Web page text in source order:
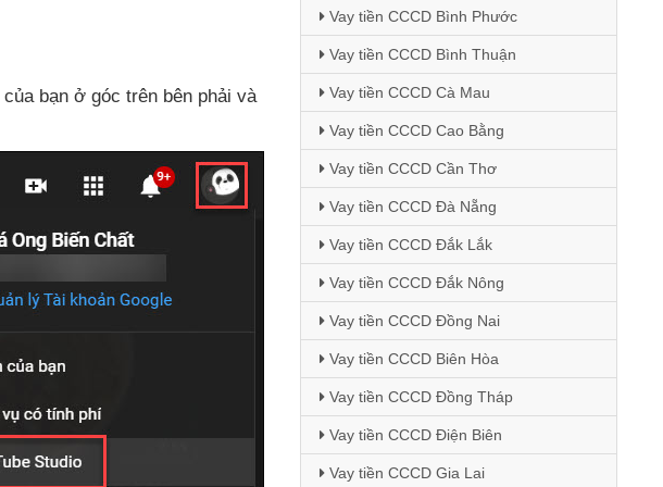
của bạn ở góc trên bên phải và
Vay tiền CCCD Bình Phước
Vay tiền CCCD Bình Thuận
Vay tiền CCCD Cà Mau
Vay tiền CCCD Cao Bằng
Vay tiền CCCD Cần Thơ
Vay tiền CCCD Đà Nẵng
Vay tiền CCCD Đắk Lắk
Vay tiền CCCD Đắk Nông
Vay tiền CCCD Đồng Nai
Vay tiền CCCD Biên Hòa
Vay tiền CCCD Đồng Tháp
Vay tiền CCCD Điện Biên
Vay tiền CCCD Gia Lai